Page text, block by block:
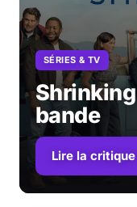
SÉRIES & TV
bande
Lire la